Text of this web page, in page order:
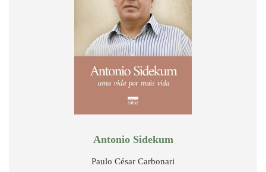
Antonio Sidekum
Paulo César Carbonari